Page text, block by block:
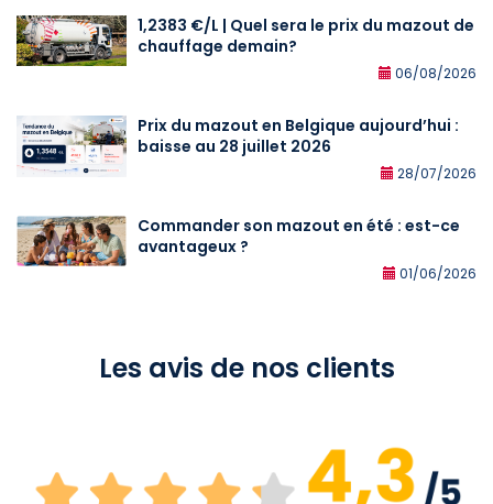
1,2383 €/L | Quel sera le prix du mazout de
chauffage demain?
06/08/2026
Prix du mazout en Belgique aujourd’hui :
baisse au 28 juillet 2026
28/07/2026
Commander son mazout en été : est-ce
avantageux ?
01/06/2026
Les avis de nos clients